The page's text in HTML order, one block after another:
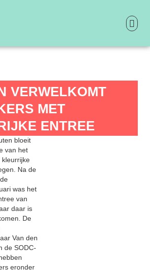
VERWELKOMT
MET
ENTREE
bloeit
van het
kleurrijke
Na de
was het
van
daar is
De
Van den
de SODC-
eronder